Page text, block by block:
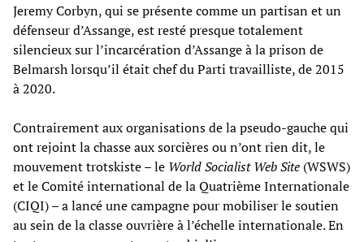
Jeremy Corbyn, qui se présente comme un partisan et un
défenseur d’Assange, est resté presque totalement
silencieux sur l’incarcération d’Assange à la prison de
Belmarsh lorsqu’il était chef du Parti travailliste, de 2015
à 2020.
Contrairement aux organisations de la pseudo-gauche qui
ont rejoint la chasse aux sorcières ou n’ont rien dit, le
mouvement trotskiste – le World Socialist Web Site (WSWS)
et le Comité international de la Quatrième Internationale
(CIQI) – a lancé une campagne pour mobiliser le soutien
au sein de la classe ouvrière à l’échelle internationale. En